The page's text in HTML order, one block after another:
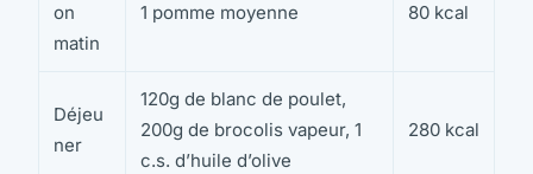
on
matin
1 pomme moyenne 80 kcal
Déjeu
ner
120g de blanc de poulet,
200g de brocolis vapeur, 1
c.s. d’huile d’olive
280 kcal